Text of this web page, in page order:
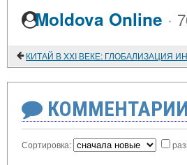
Moldova Online ·
Сортировка: